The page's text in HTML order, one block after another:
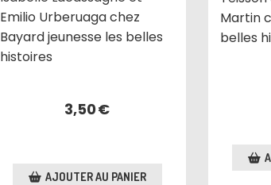
Emilio Urberuaga chez
Bayard jeunesse les belles
histoires
3,50€
AJOUTER AU PANIER
Martin
belles